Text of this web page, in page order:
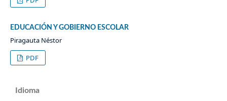
EDUCACIÓN Y GOBIERNO ESCOLAR
Piragauta Néstor
PDF
Idioma